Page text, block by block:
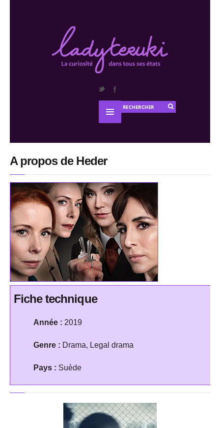
A propos de Heder
Fiche technique
Année : 2019
Genre : Drama, Legal drama
Pays : Suède